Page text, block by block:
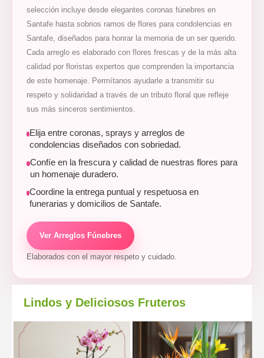
selección incluye desde elegantes coronas fúnebres en
Santafe hasta sobrios ramos de flores para condolencias en
Santafe, diseñados para honrar la memoria de un ser querido.
Cada arreglo es elaborado con flores frescas y de la más alta
calidad por floristas expertos que comprenden la importancia
de este homenaje. Permítanos ayudarle a transmitir su
respeto y solidaridad a través de un tributo floral que refleje
sus más sinceros sentimientos.
Elija entre coronas, sprays y arreglos de
condolencias diseñados con sobriedad.
Confíe en la frescura y calidad de nuestras flores para
un homenaje duradero.
Coordine la entrega puntual y respetuosa en
funerarias y domicilios de Santafe.
Ver Arreglos Fúnebres
Elaborados con el mayor respeto y cuidado.
Lindos y Deliciosos Fruteros